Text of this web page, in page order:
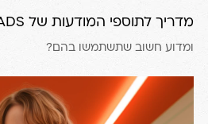
מדריך לתוספי המודעות של GOOGLE ADS
ומדוע חשוב שתשתמשו בהם?